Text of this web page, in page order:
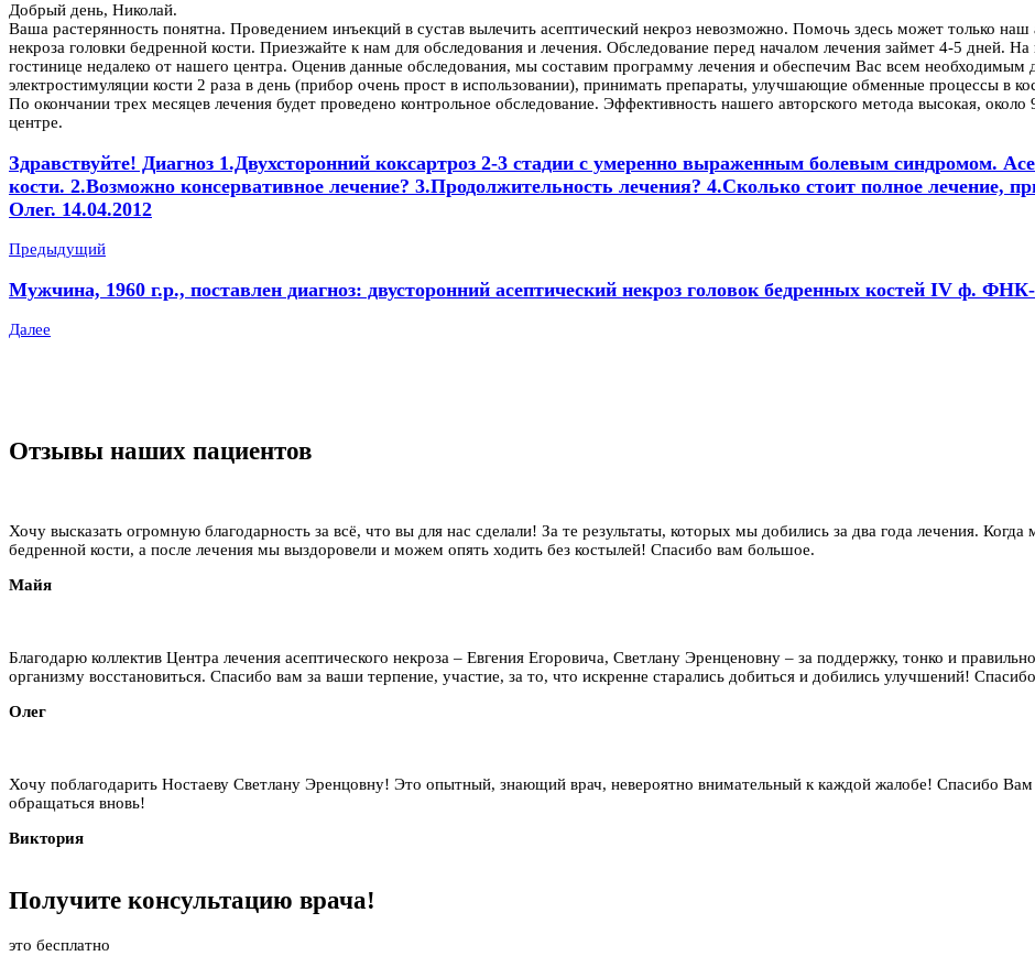
Добрый день, Николай.
Ваша растерянность понятна. Проведением инъекций в сустав вылечить асептический некроз невозможно. Помочь здесь может только наш
некроза головки бедренной кости. Приезжайте к нам для обследования и лечения. Обследование перед началом лечения займет 4-5 дней.
гостинице недалеко от нашего центра. Оценив данные обследования, мы составим программу лечения и обеспечим Вас всем необходимым
электростимуляции кости 2 раза в день (прибор очень прост в использовании), принимать препараты, улучшающие обменные процессы в
По окончании трех месяцев лечения будет проведено контрольное обследование. Эффективность нашего авторского метода высокая,
центре.
Здравствуйте! Диагноз 1.Двухсторонний коксартроз 2-3 стадии с умеренно выраженным болевым синдромом.
кости. 2.Возможно консервативное лечение? 3.Продолжительность лечения? 4.Сколько стоит полное лечение,
Олег. 14.04.2012
Предыдущий
Мужчина, 1960 г.р., поставлен диагноз: двусторонний асептический некроз головок бедренных костей IV ф.
Далее
Отзывы наших пациентов
Хочу высказать огромную благодарность за всё, что вы для нас сделали! За те результаты, которых мы добились за два года лечения.
бедренной кости, а после лечения мы выздоровели и можем опять ходить без костылей! Спасибо вам большое.
Майя
Благодарю коллектив Центра лечения асептического некроза – Евгения Егоровича, Светлану Эренценовну – за поддержку, тонко и
организму восстановиться. Спасибо вам за ваши терпение, участие, за то, что искренне старались добиться и добились улучшений! Спасибо
Олег
Хочу поблагодарить Ностаеву Светлану Эренцовну! Это опытный, знающий врач, невероятно внимательный к каждой жалобе! Спасибо
обращаться вновь!
Виктория
Получите консультацию врача!
это бесплатно